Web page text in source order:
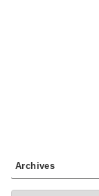
Archives